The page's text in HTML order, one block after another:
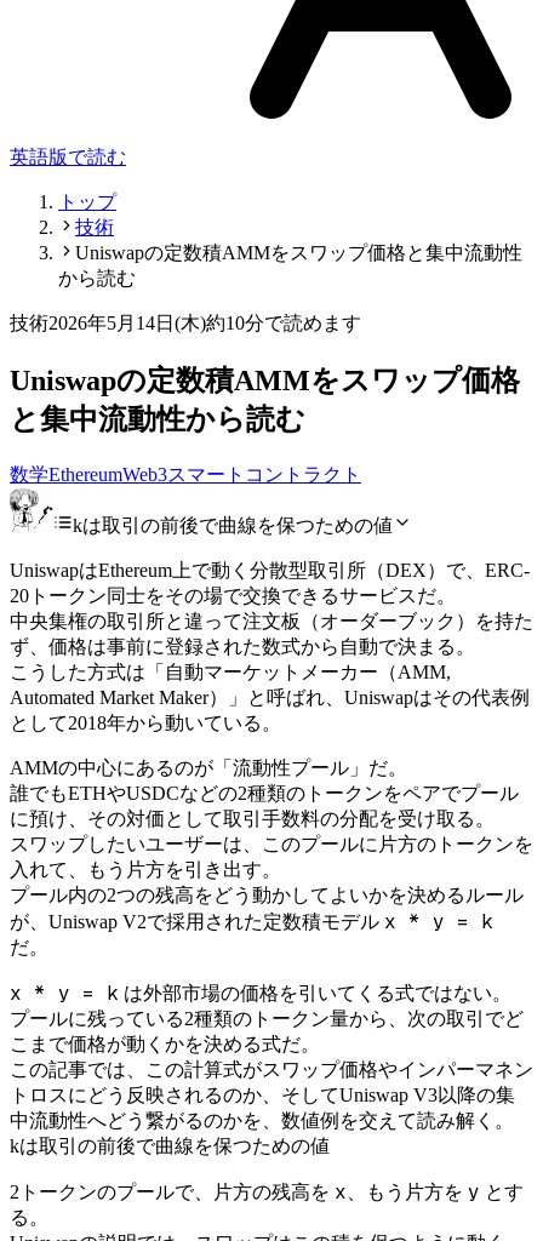
英語版で読む
トップ
技術
Uniswapの定数積AMMをスワップ価格と集中流動性
から読む
技術2026年5月14日(木)約10分で読めます
Uniswapの定数積AMMをスワップ価格
と集中流動性から読む
数学EthereumWeb3スマートコントラクト
kは取引の前後で曲線を保つための値
UniswapはEthereum上で動く分散型取引所（DEX）で、ERC-
20トークン同士をその場で交換できるサービスだ。
中央集権の取引所と違って注文板（オーダーブック）を持た
ず、価格は事前に登録された数式から自動で決まる。
こうした方式は「自動マーケットメーカー（AMM,
Automated Market Maker）」と呼ばれ、Uniswapはその代表例
として2018年から動いている。
AMMの中心にあるのが「流動性プール」だ。
誰でもETHやUSDCなどの2種類のトークンをペアでプール
に預け、その対価として取引手数料の分配を受け取る。
スワップしたいユーザーは、このプールに片方のトークンを
入れて、もう片方を引き出す。
プール内の2つの残高をどう動かしてよいかを決めるルール
が、Uniswap V2で採用された定数積モデル x * y = k
だ。
x * y = k は外部市場の価格を引いてくる式ではない。
プールに残っている2種類のトークン量から、次の取引でど
こまで価格が動くかを決める式だ。
この記事では、この計算式がスワップ価格やインパーマネン
トロスにどう反映されるのか、そしてUniswap V3以降の集
中流動性へどう繋がるのかを、数値例を交えて読み解く。
kは取引の前後で曲線を保つための値
2トークンのプールで、片方の残高を x 、もう片方を y とす
る。